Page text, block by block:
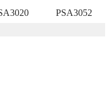
PSA3052